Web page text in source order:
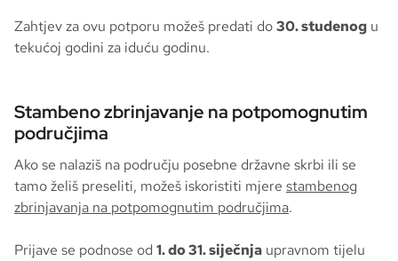
Zahtjev za ovu potporu možeš predati do30. studenog u
tekućoj godini za iduću godinu.
Stambeno zbrinjavanje na potpomognutim
područjima
Ako se nalaziš na području posebne državne skrbi ili se
tamo želiš preseliti, možeš iskoristiti mjere stambenog
zbrinjavanja na potpomognutim područjima.
Prijave se podnose od 1. do 31. siječnja upravnom tijelu